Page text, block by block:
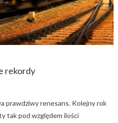
rekordy
prawdziwy renesans. Kolejny rok
tak pod względem ilości